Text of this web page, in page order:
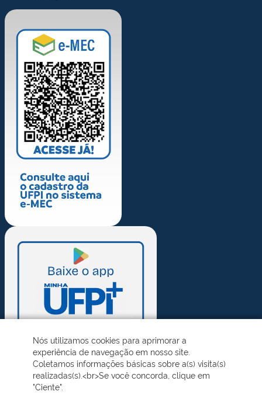
Nós utilizamos cookies para aprimorar a
experiência de navegação em nosso site.
Coletamos informações básicas sobre a(s) visita(s)
realizadas(s).<br>Se você concorda, clique em
"Ciente".